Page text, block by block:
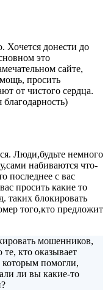
Хочется донести до
это
сайте,
просить
от чистого сердца.
Люди,будьте немного
набиваются что-
последнее с вас
просить какие то
таких блокировать
того,кто предложит
мошенников,
кто оказывает
помогли,
ли вы какие-то